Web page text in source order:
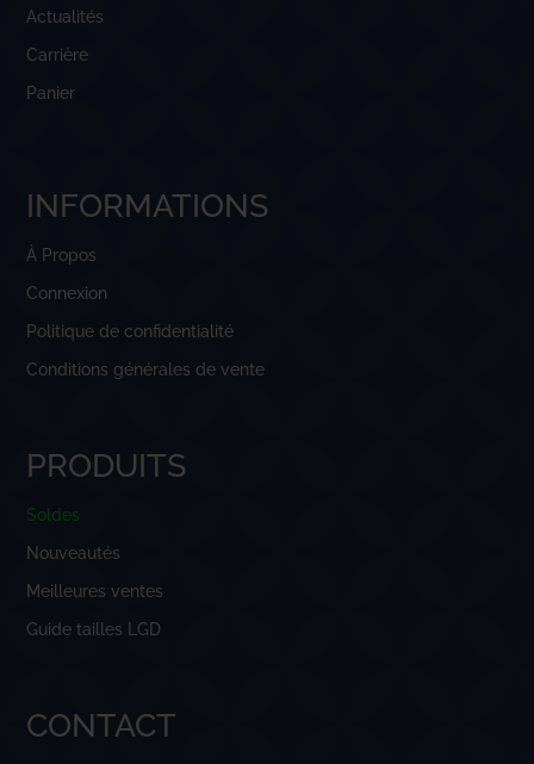
Actualités
Carrière
Panier
INFORMATIONS
À Propos
Connexion
Politique de confidentialité
Conditions générales de vente
PRODUITS
Soldes
Nouveautés
Meilleures ventes
Guide tailles LGD
CONTACT